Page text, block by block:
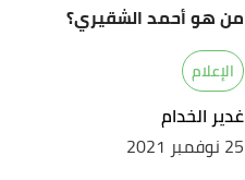
من هو أحمد الشقيري؟
الإعلام
غدير الخدام
25 نوفمبر 2021